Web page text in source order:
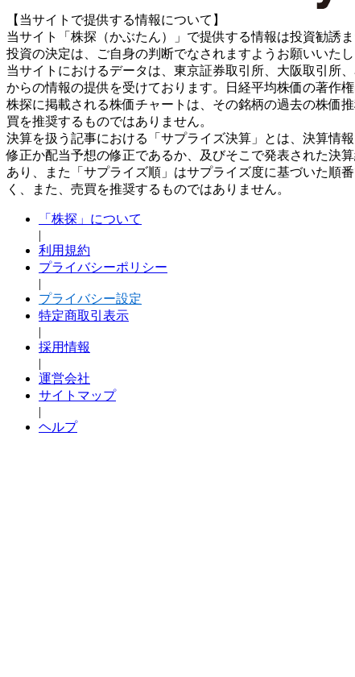
【当サイトで提供する情報について】
当サイト「株探（かぶたん）」で提供する情報は投資勧誘
投資の決定は、ご自身の判断でなされますようお願いいたし
当サイトにおけるデータは、東京証券取引所、大阪取引所
からの情報の提供を受けております。日経平均株価の著作
株探に掲載される株価チャートは、その銘柄の過去の株価
買を推奨するものではありません。
決算を扱う記事における「サプライズ決算」とは、決算情
修正か配当予想の修正であるか、及びそこで発表された決
あり、また「サプライズ順」はサプライズ度に基づいた順
く、また、売買を推奨するものではありません。
「株探」について
|
利用規約
プライバシーポリシー
|
プライバシー設定
特定商取引表示
|
採用情報
|
運営会社
サイトマップ
|
ヘルプ